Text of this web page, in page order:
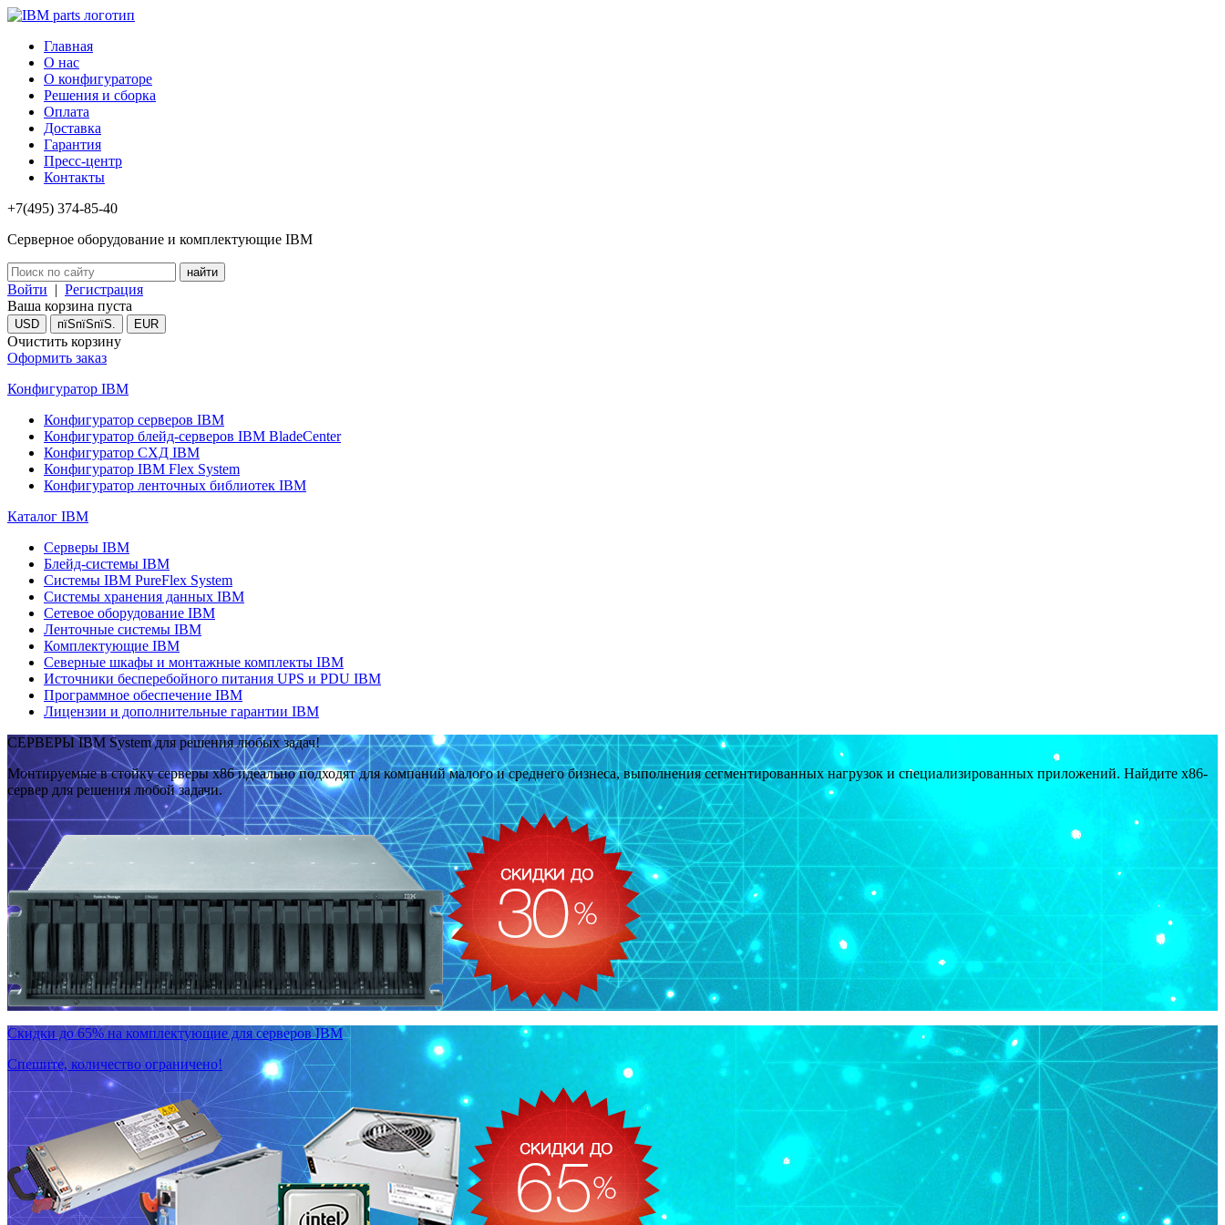
Главная
О нас
О конфигураторе
Решения и сборка
Оплата
Доставка
Гарантия
Пресс-центр
Контакты
+7(495) 374-85-40
Серверное оборудование и комплектующие IBM
Войти | Регистрация
Ваша корзина пуста
USD пїЅпїЅпїЅ. EUR
Очистить корзину
Оформить заказ
Конфигуратор IBM
Конфигуратор серверов IBM
Конфигуратор блейд-серверов IBM BladeCenter
Конфигуратор СХД IBM
Конфигуратор IBM Flex System
Конфигуратор ленточных библиотек IBM
Каталог IBM
Серверы IBM
Блейд-системы IBM
Системы IBM PureFlex System
Системы хранения данных IBM
Сетевое оборудование IBM
Ленточные системы IBM
Комплектующие IBM
Северные шкафы и монтажные комплекты IBM
Источники бесперебойного питания UPS и PDU IBM
Программное обеспечение IBM
Лицензии и дополнительные гарантии IBM
СЕРВЕРЫ IBM System для решения любых задач!
Монтируемые в стойку серверы x86 идеально подходят для компаний малого и среднего бизнеса, выполнения сегментированных нагрузок и специализированных приложений. Найдите x86-
сервер для решения любой задачи.
Скидки до 65% на комплектующие для серверов IBM
Спешите, количество ограничено!